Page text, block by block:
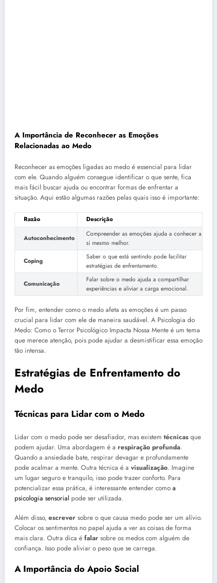
A Importância de Reconhecer as Emoções
Relacionadas ao Medo
Reconhecer as emoções ligadas ao medo é essencial para lidar
com ele. Quando alguém consegue identificar o que sente, fica
mais fácil buscar ajuda ou encontrar formas de enfrentar a
situação. Aqui estão algumas razões pelas quais isso é importante:
Razão Descrição
Autoconhecimento
Compreender as emoções ajuda a conhecer a
si mesmo melhor.
Coping
Saber o que está sentindo pode facilitar
estratégias de enfrentamento.
Comunicação
Falar sobre o medo ajuda a compartilhar
experiências e aliviar a carga emocional.
Por fim, entender como o medo afeta as emoções é um passo
crucial para lidar com ele de maneira saudável. A Psicologia do
Medo: Como o Terror Psicológico Impacta Nossa Mente é um tema
que merece atenção, pois pode ajudar a desmistificar essa emoção
tão intensa.
Estratégias de Enfrentamento do
Medo
Técnicas para Lidar com o Medo
Lidar com o medo pode ser desafiador, mas existem técnicas que
podem ajudar. Uma abordagem é a respiração profunda.
Quando a ansiedade bate, respirar devagar e profundamente
pode acalmar a mente. Outra técnica é a visualização. Imagine
um lugar seguro e tranquilo, isso pode trazer conforto. Para
potencializar essa prática, é interessante entender como a
psicologia sensorial pode ser utilizada.
Além disso, escrever sobre o que causa medo pode ser um alívio.
Colocar os sentimentos no papel ajuda a ver as coisas de forma
mais clara. Outra dica é falar sobre os medos com alguém de
confiança. Isso pode aliviar o peso que se carrega.
A Importância do Apoio Social